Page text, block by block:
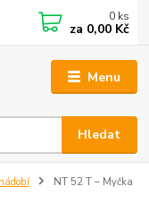
Menu
Hledat
0 ks
za 0,00 Kč
NT 52 T – Myčka